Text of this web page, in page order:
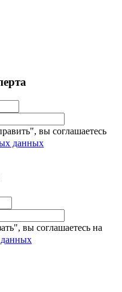
вы соглашаетесь
данных
вы соглашаетесь на
данных